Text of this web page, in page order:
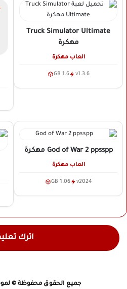
Truck Simulator Ultimate
مهكرة
العاب مهكرة
v1.3.6
1.6 GB
God of War 2 ppsspp مهكرة
العاب مهكرة
v2024
1.06 GB
اترك
جميع الحقوق محفوظة ©